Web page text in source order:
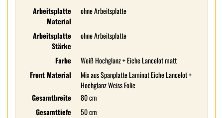
Arbeitsplatte
Material
ohne Arbeitsplatte
Arbeitsplatte
Stärke
ohne Arbeitsplatte
Farbe
Weiß Hochglanz + Eiche Lancelot matt
Front Material
Mix aus Spanplatte Laminat Eiche Lancelot +
Hochglanz Weiss Folie
Gesamtbreite
80 cm
Gesamttiefe
50 cm